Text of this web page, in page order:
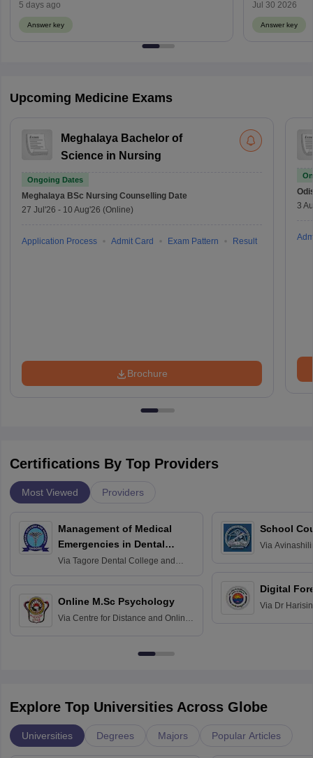
5 days ago
Answer key
Jul 30 2026
Answer key
Upcoming Medicine Exams
Meghalaya Bachelor of
Science in Nursing
Ongoing Dates
Meghalaya BSc Nursing Counselling Date
27 Jul'26 - 10 Aug'26 (Online)
Application Process Admit Card Exam Pattern Result
Brochure
3
Certifications By Top Providers
Most Viewed Providers
Management of Medical
Emergencies in Dental
Practice
Via Tagore Dental College and
Online M.Sc Psychology
Via Centre for Distance and Online
School
Via
Digital
Via Dr
Explore Top Universities Across Globe
Universities Degrees Majors Popular Articles